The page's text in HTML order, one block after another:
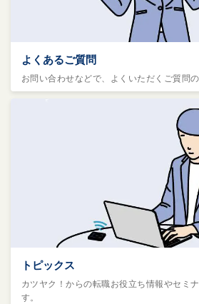
よくあるご質問
お問い合わせなどで、よくいただくご質問
トピックス
カツヤク！からの転職お役立ち情報やセミ
す。